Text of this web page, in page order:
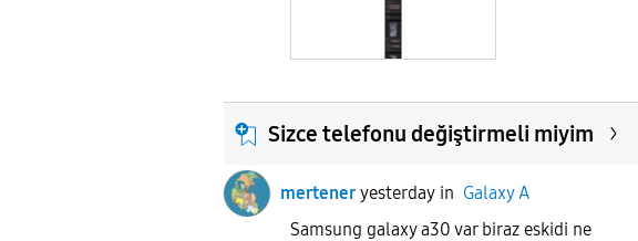
Sizce telefonu değiştirmeli miyim
mertener yesterday in Galaxy A
Samsung galaxy a30 var biraz eskidi ne